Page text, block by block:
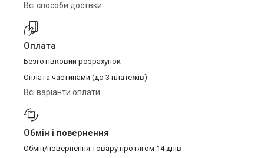
Всі способи доствки
Оплата
Безготівковий розрахунок
Оплата частинами (до 3 платежів)
Всі варіанти оплати
Обмін і повернення
Обмін/повернення товару протягом 14 днів